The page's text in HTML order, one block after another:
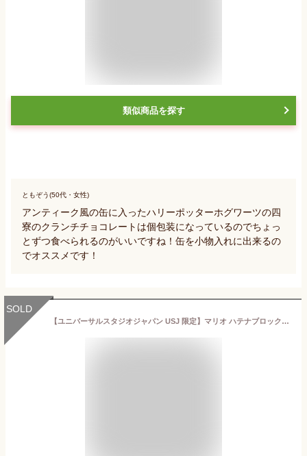
類似商品を探す
ともぞう(50代・女性)
アンティーク風の缶に入ったハリーポッターホグワーツの四
寮のクランチチョコレートは個包装になっているのでちょっ
とずつ食べられるのがいいですね！缶を小物入れに出来るの
でオススメです！
SOLD
【ユニバーサルスタジオジャパン USJ 限定】マリオ ハテナブロック プリントクッキー 缶 スーパー ニンテンドー ワールド SUPER NINTENDO WORLD お菓子 ユニバ グッズ プレゼント (買物袋付き)